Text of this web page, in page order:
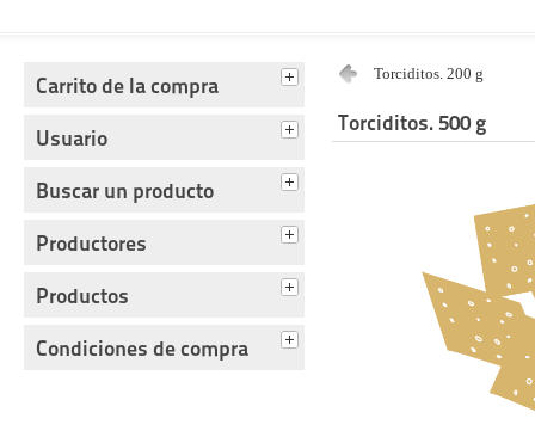
Carrito de la compra
Usuario
Buscar un producto
Productores
Productos
Condiciones de compra
Torciditos. 200 g
Torciditos. 500 g